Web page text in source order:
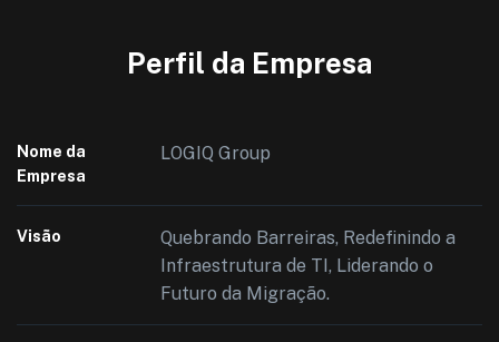
Perfil da Empresa
Nome da
Empresa
LOGIQ Group
Visão
Quebrando Barreiras, Redefinindo a
Infraestrutura de TI, Liderando o
Futuro da Migração.